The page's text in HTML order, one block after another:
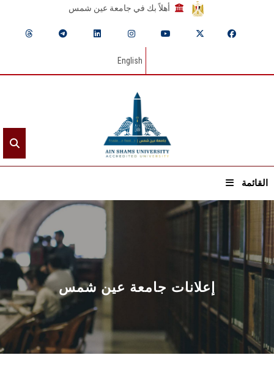
أهلاً بك في جامعة عين شمس
English
القائمة
الرئيسيـة
عن الجامعة
القطاعـات
الشئون الأكاديمية
البحث العلمي
إعلانات جامعة عين شمس